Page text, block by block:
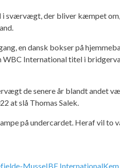
sværvægt, der bliver kæmpet
en dansk bokser på
WBC International titel i
de senere år blandt andet
at slå Thomas Salek.
på undercardet. Heraf vil to
MusseIBF International